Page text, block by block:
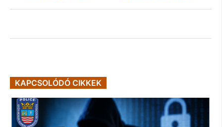
KAPCSOLÓDÓ CIKKEK